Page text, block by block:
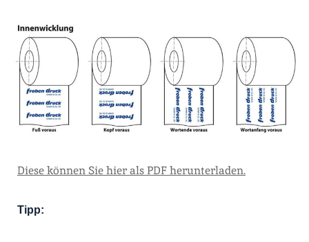
Diese können Sie hier als PDF herunterladen.
Tipp: